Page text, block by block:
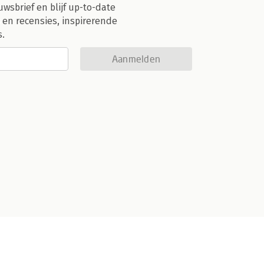
en blijf up-to-date
recensies, inspirerende
Aanmelden